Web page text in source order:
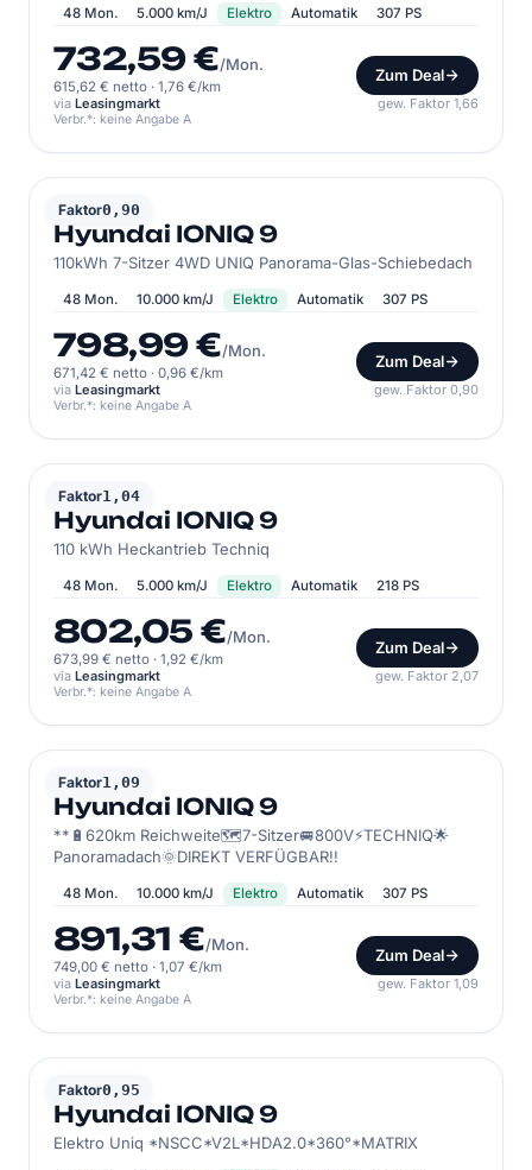
48 Mon. 5.000 km/J Elektro Automatik 307 PS
732,59 €/Mon.
615,62 € netto · 1,76 €/km
Zum Deal
via Leasingmarkt gew. Faktor 1,66
Verbr.*: keine Angabe A
Faktor0,90
HYUNDAI
Hyundai IONIQ 9
110kWh 7-Sitzer 4WD UNIQ Panorama-Glas-Schiebedach
48 Mon. 10.000 km/J Elektro Automatik 307 PS
798,99 €/Mon.
671,42 € netto · 0,96 €/km
Zum Deal
via Leasingmarkt gew. Faktor 0,90
Verbr.*: keine Angabe A
Faktor1,04
HYUNDAI
Hyundai IONIQ 9
110 kWh Heckantrieb Techniq
48 Mon. 5.000 km/J Elektro Automatik 218 PS
802,05 €/Mon.
673,99 € netto · 1,92 €/km
Zum Deal
via Leasingmarkt gew. Faktor 2,07
Verbr.*: keine Angabe A
Faktor1,09
HYUNDAI
Hyundai IONIQ 9
**🔋620km Reichweite🗺️7-Sitzer🚐800V⚡TECHNIQ🌟
Panoramadach🌞DIREKT VERFÜGBAR!!
48 Mon. 10.000 km/J Elektro Automatik 307 PS
891,31 €/Mon.
749,00 € netto · 1,07 €/km
Zum Deal
via Leasingmarkt gew. Faktor 1,09
Verbr.*: keine Angabe A
Faktor0,95
HYUNDAI
Hyundai IONIQ 9
Elektro Uniq *NSCC*V2L*HDA2.0*360°*MATRIX